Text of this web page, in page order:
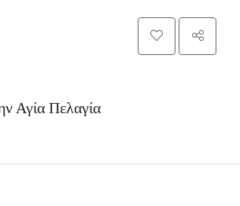
Αγία Πελαγία